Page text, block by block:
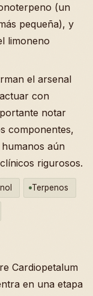
(un
pequeña), y
limoneno
el arsenal
con
notar
componentes,
aún
rigurosos.
Terpenos
Cardiopetalum
en una etapa